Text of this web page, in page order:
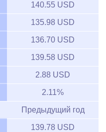
140.55 USD
135.98 USD
136.70 USD
139.58 USD
2.88 USD
2.11%
Предыдущий год
139.78 USD